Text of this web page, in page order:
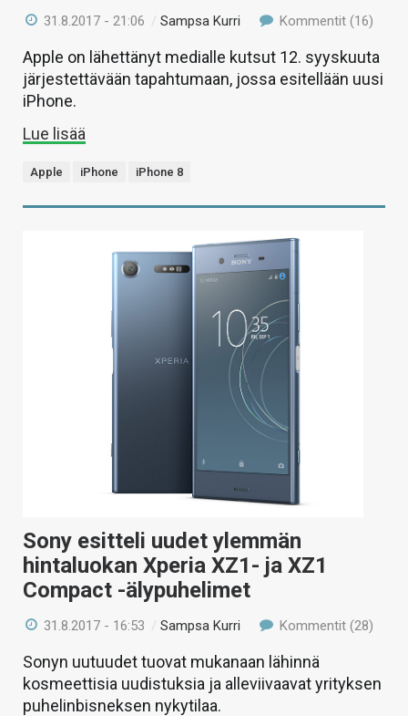
31.8.2017 - 21:06 /Sampsa Kurri Kommentit (16)
Apple on lähettänyt medialle kutsut 12. syyskuuta
järjestettävään tapahtumaan, jossa esitellään uusi
iPhone.
Lue lisää
Apple iPhone iPhone 8
Sony esitteli uudet ylemmän
hintaluokan Xperia XZ1- ja XZ1
Compact -älypuhelimet
31.8.2017 - 16:53 /Sampsa Kurri Kommentit (28)
Sonyn uutuudet tuovat mukanaan lähinnä
kosmeettisia uudistuksia ja alleviivaavat yrityksen
puhelinbisneksen nykytilaa.